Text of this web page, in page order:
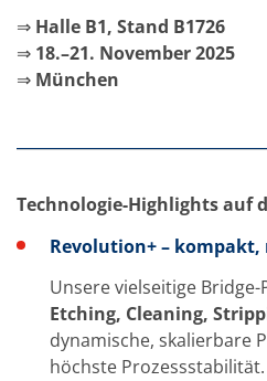
TruEtch®
Marangoni Dryer
Karriere
Benefits
Ausbildung
Praktikum
News Ausbildung & Studium
RENA als Arbeitgeber
Bewerben bei RENA
Stellenangebote
Kontakt
Kontaktformular Lieferant
Kontaktformular
Kontaktformular Service
⇒ Halle B1, Stand B1726
⇒ 18.–21. November 2025
⇒ München
Technologie-Highlights auf
Revolution+ –
Unsere vielseitige
Etching, Cleaning,
dynamische, skalierbare
höchste Prozessstabilität.